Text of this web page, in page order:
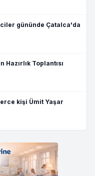
gününde Çatalca'da
Hazırlık Toplantısı
kişi Ümit Yaşar